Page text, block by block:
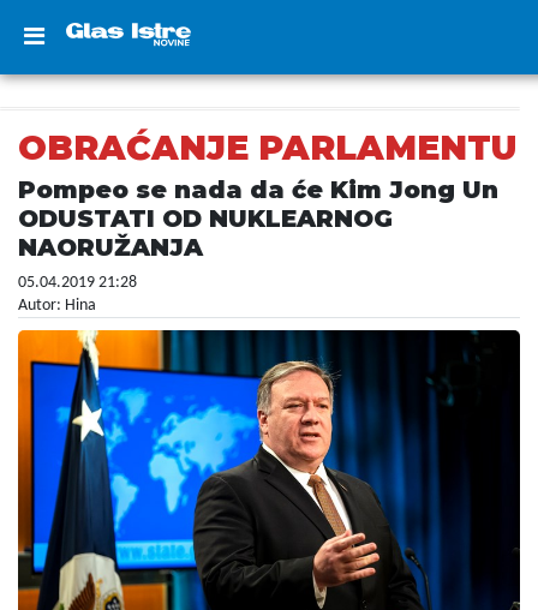
OBRAĆANJE PARLAMENTU
Pompeo se nada da će Kim Jong Un
ODUSTATI OD NUKLEARNOG
NAORUŽANJA
05.04.2019 21:28
Autor: Hina